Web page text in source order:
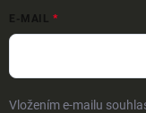
E-MAIL
Vložením e-mailu